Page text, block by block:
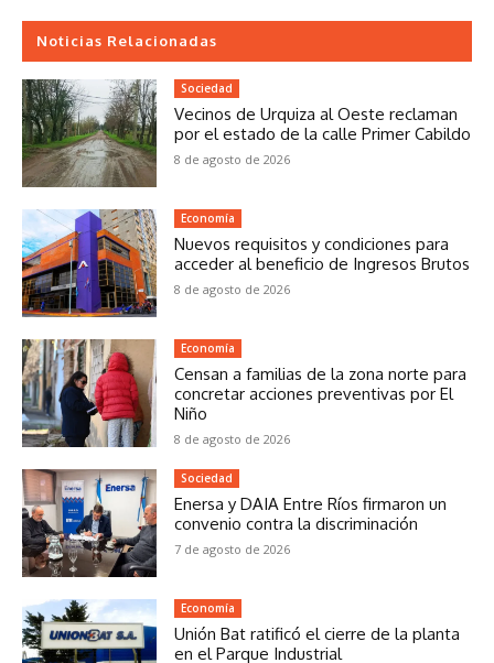
Noticias Relacionadas
Sociedad
Vecinos de Urquiza al Oeste reclaman
por el estado de la calle Primer Cabildo
8 de agosto de 2026
Economía
Nuevos requisitos y condiciones para
acceder al beneficio de Ingresos Brutos
8 de agosto de 2026
Economía
Censan a familias de la zona norte para
concretar acciones preventivas por El
Niño
8 de agosto de 2026
Sociedad
Enersa y DAIA Entre Ríos firmaron un
convenio contra la discriminación
7 de agosto de 2026
Economía
Unión Bat ratificó el cierre de la planta
en el Parque Industrial